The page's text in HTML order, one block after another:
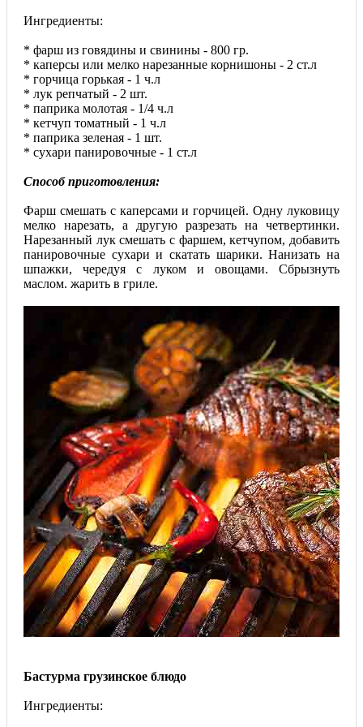
Ингредиенты:
* фарш из говядины и свинины - 800 гр.
* каперсы или мелко нарезанные корнишоны - 2 ст.л
* горчица горькая - 1 ч.л
* лук репчатый - 2 шт.
* паприка молотая - 1/4 ч.л
* кетчуп томатный - 1 ч.л
* паприка зеленая - 1 шт.
* сухари панировочные - 1 ст.л
Способ приготовления:
Фарш смешать с каперсами и горчицей. Одну луковицу
мелко нарезать, а другую разрезать на четвертинки.
Нарезанный лук смешать с фаршем, кетчупом, добавить
панировочные сухари и скатать шарики. Нанизать на
шпажки, чередуя с луком и овощами. Сбрызнуть
маслом. жарить в гриле.
Бастурма грузинское блюдо
Ингредиенты: